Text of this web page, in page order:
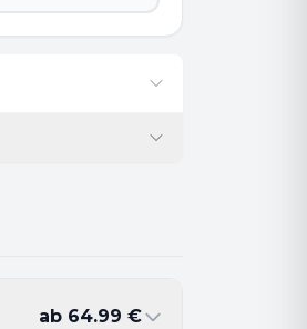
ab 64.99 €